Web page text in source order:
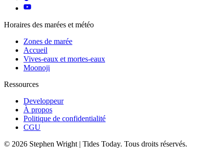
Horaires des marées et météo
Zones de marée
Accueil
Vives-eaux et mortes-eaux
Moonoji
Ressources
Developpeur
À propos
Politique de confidentialité
CGU
© 2026 Stephen Wright | Tides Today. Tous droits réservés.